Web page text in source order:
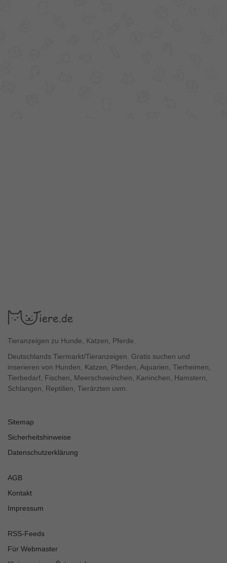
Tieranzeigen zu Hunde, Katzen, Pferde.
Deutschlands Tiermarkt/Tieranzeigen. Gratis suchen und
inserieren von Hunden, Katzen, Pferden, Aquarien, Tierheimen,
Tierbedarf, Fischen, Meerschweinchen, Kaninchen, Hamstern,
Schlangen, Reptilien, Tierärzten uvm.
Sitemap
Sicherheitshinweise
Datenschutzerklärung
AGB
Kontakt
Impressum
RSS-Feeds
Für Webmaster